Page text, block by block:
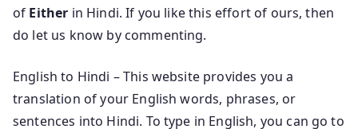
of Either in Hindi. If you like this effort of ours, then
do let us know by commenting.
English to Hindi – This website provides you a
translation of your English words, phrases, or
sentences into Hindi. To type in English, you can go to